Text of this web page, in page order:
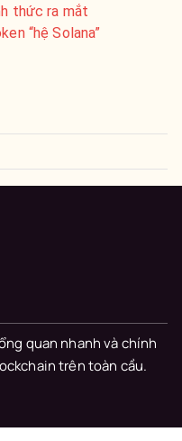
thức ra mắt
“hệ Solana”
quan nhanh và chính
trên toàn cầu.